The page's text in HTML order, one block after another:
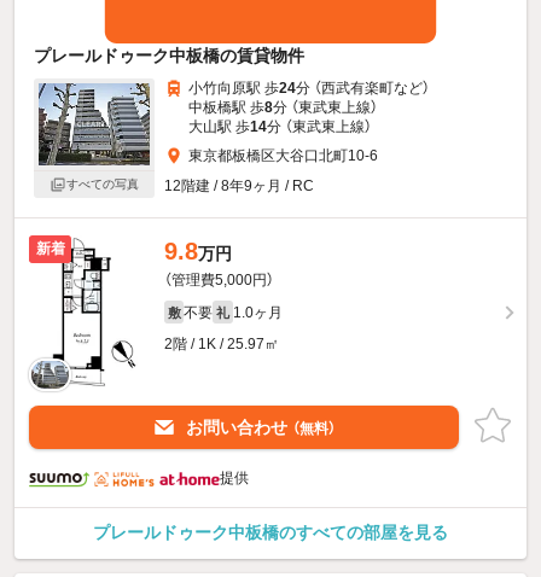
プレールドゥーク中板橋の賃貸物件
すべての写真
小竹向原駅 歩24分 （西武有楽町など）
中板橋駅 歩8分 （東武東上線）
大山駅 歩14分 （東武東上線）
東京都板橋区大谷口北町10-6
12階建 / 8年9ヶ月 / RC
新着 9.8万円
（管理費5,000円）
敷 不要 礼 1.0ヶ月
2階 / 1K / 25.97㎡
お問い合わせ （無料）
提供
プレールドゥーク中板橋のすべての部屋を見る